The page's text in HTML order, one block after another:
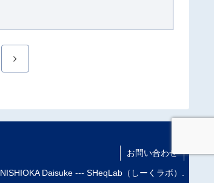
次
お問い合わせ
Daisuke --- SHeqLab（しーくラボ）.